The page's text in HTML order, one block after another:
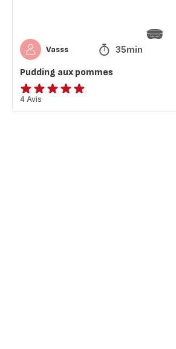
Vasss 35min
Pudding aux pommes
Avis
5
4 Avis